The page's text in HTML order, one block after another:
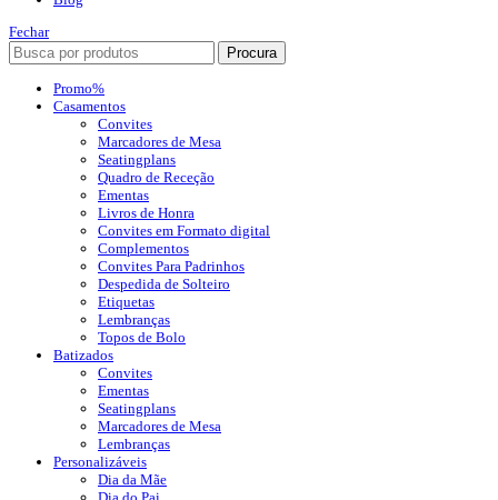
Fechar
Procura
Promo%
Casamentos
Convites
Marcadores de Mesa
Seatingplans
Quadro de Receção
Ementas
Livros de Honra
Convites em Formato digital
Complementos
Convites Para Padrinhos
Despedida de Solteiro
Etiquetas
Lembranças
Topos de Bolo
Batizados
Convites
Ementas
Seatingplans
Marcadores de Mesa
Lembranças
Personalizáveis
Dia da Mãe